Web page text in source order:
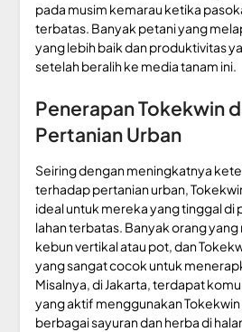
pada musim kemarau ketika
terbatas. Banyak petani yang
yang lebih baik dan produktivitas
setelah beralih ke media tanam ini.
Penerapan Tokekwin
Pertanian Urban
Seiring dengan meningkatnya
terhadap pertanian urban,
ideal untuk mereka yang tinggal di
lahan terbatas. Banyak orang yang
kebun vertikal atau pot, dan
yang sangat cocok untuk
Misalnya, di Jakarta, terdapat
yang aktif menggunakan
berbagai sayuran dan herba di